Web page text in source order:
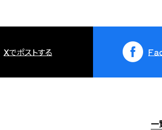
Xでポストする
一